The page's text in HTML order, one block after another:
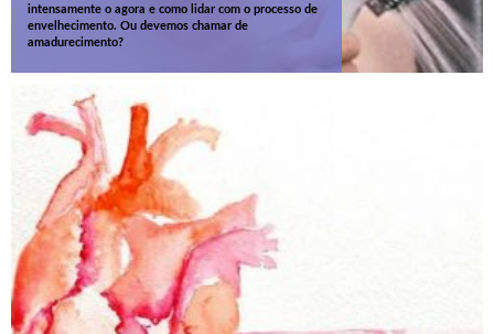
intensamente o agora e como lidar com o processo de
envelhecimento. Ou devemos chamar de
amadurecimento?